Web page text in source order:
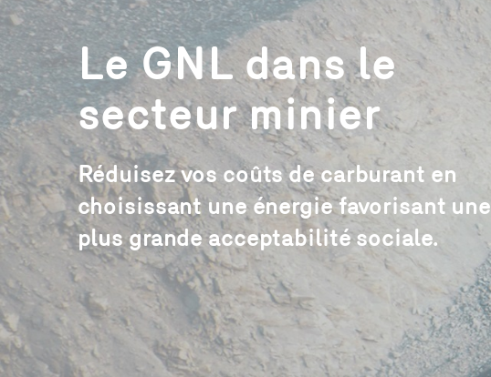
Le GNL dans le
secteur minier
Réduisez vos coûts de carburant en
choisissant une énergie favorisant une
plus grande acceptabilité sociale.